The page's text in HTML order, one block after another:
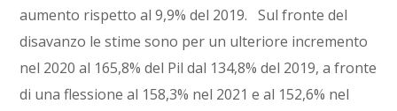
aumento rispetto al 9,9% del 2019. Sul fronte del
disavanzo le stime sono per un ulteriore incremento
nel 2020 al 165,8% del Pil dal 134,8% del 2019, a fronte
di una flessione al 158,3% nel 2021 e al 152,6% nel